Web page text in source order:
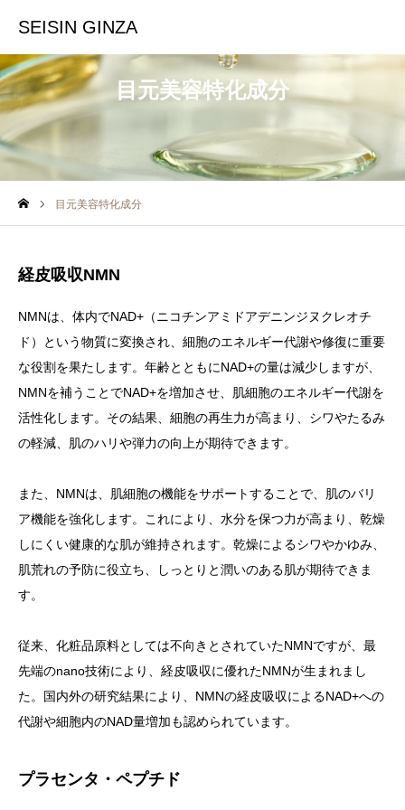
SEISIN GINZA
目元美容特化成分
目元美容特化成分
経皮吸収NMN
NMNは、体内でNAD+（ニコチンアミドアデニンジヌクレオチ
ド）という物質に変換され、細胞のエネルギー代謝や修復に重要
な役割を果たします。年齢とともにNAD+の量は減少しますが、
NMNを補うことでNAD+を増加させ、肌細胞のエネルギー代謝を
活性化します。その結果、細胞の再生力が高まり、シワやたるみ
の軽減、肌のハリや弾力の向上が期待できます。
また、NMNは、肌細胞の機能をサポートすることで、肌のバリ
ア機能を強化します。これにより、水分を保つ力が高まり、乾燥
しにくい健康的な肌が維持されます。乾燥によるシワやかゆみ、
肌荒れの予防に役立ち、しっとりと潤いのある肌が期待できま
す。
従来、化粧品原料としては不向きとされていたNMNですが、最
先端のnano技術により、経皮吸収に優れたNMNが生まれまし
た。国内外の研究結果により、NMNの経皮吸収によるNAD+への
代謝や細胞内のNAD量増加も認められています。
プラセンタ・ペプチド